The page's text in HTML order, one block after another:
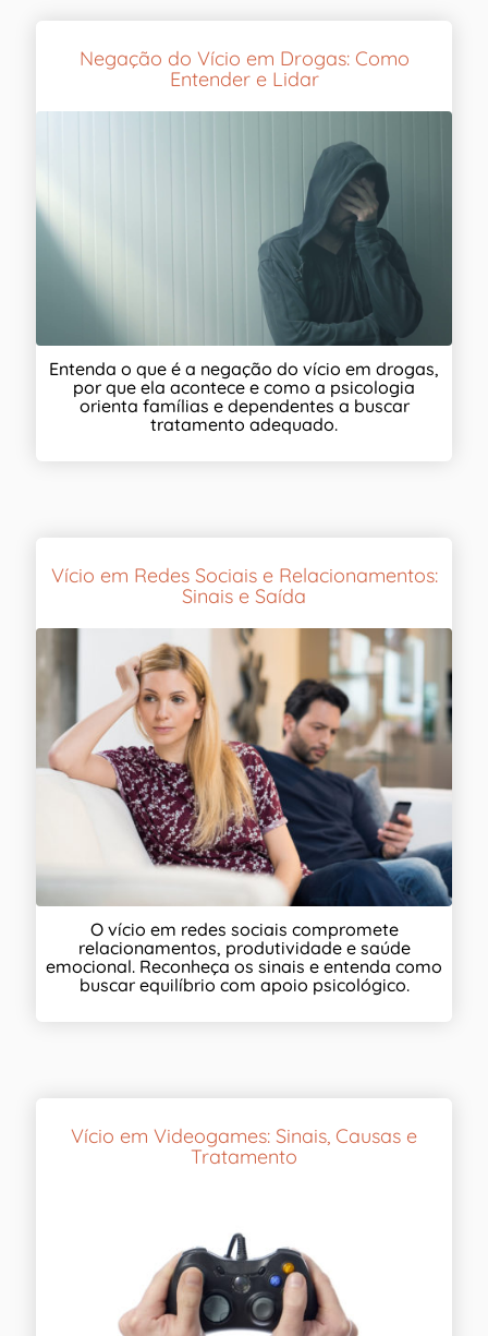
Negação do Vício em Drogas: Como
Entender e Lidar
Entenda o que é a negação do vício em drogas,
por que ela acontece e como a psicologia
orienta famílias e dependentes a buscar
tratamento adequado.
Vício em Redes Sociais e Relacionamentos:
Sinais e Saída
O vício em redes sociais compromete
relacionamentos, produtividade e saúde
emocional. Reconheça os sinais e entenda como
buscar equilíbrio com apoio psicológico.
Vício em Videogames: Sinais, Causas e
Tratamento